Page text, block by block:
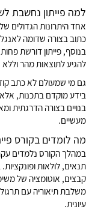
למה פייתון נחשבת
אחד היתרונות הגדולים
כתוב בצורה שדומה
בנוסף, פייתון דורשת
להגיע לתוצאות מהר וללא
גם מי שמעולם לא כתב קוד
בידע מוקדם בתכנות,
בנויים בצורה הדרגתית
מעשיים.
מה לומדים בקורס
במהלך הקורס נלמדים
תנאים, לולאות
קבצים, אוטומציה של
משלבת תיאוריה עם
עיונית.